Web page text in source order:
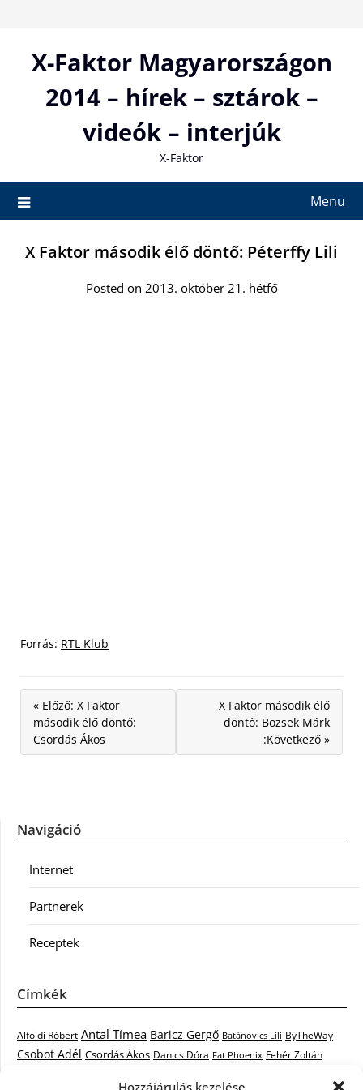
Hozzájárulás kezelése
contentX-Faktor Magyarországon
2014 – hírek – sztárok –
videók – interjúk
X-Faktor
Menu
X Faktor második élő döntő: Péterffy Lili
Posted on 2013. október 21. hétfő
Forrás: RTL Klub
« Előző: X Faktor
második élő döntő:
Csordás Ákos
X Faktor második élő
döntő: Bozsek Márk
:Következő »
Navigáció
Internet
Partnerek
Receptek
Címkék
Alföldi Róbert Antal Tímea Baricz Gergő Batánovics Lili ByTheWay
Csobot Adél Csordás Ákos Danics Dóra Fat Phoenix Fehér Zoltán